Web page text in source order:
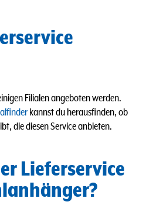
Filialen angeboten werden.
kannst du herausfinden, ob
die diesen Service anbieten.
Lieferservice